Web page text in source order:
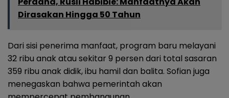
Dirasakan Hingga 50 Tahun
Dari sisi penerima manfaat, program baru melayani
32 ribu anak atau sekitar 9 persen dari total sasaran
359 ribu anak didik, ibu hamil dan balita. Sofian juga
menegaskan bahwa pemerintah akan